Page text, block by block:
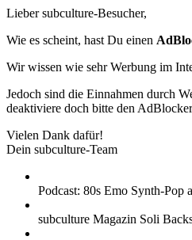
Lieber subculture-Besucher,
Wie es scheint, hast Du einen
Wir wissen wie sehr Werbung im
Jedoch sind die Einnahmen durch
deaktiviere doch bitte den
Vielen Dank dafür!
Dein subculture-Team
Podcast: 80s Emo Synth-
subculture Magazin Soli